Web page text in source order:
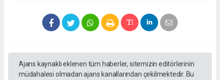
Ajans kaynaklı eklenen tüm haberler, sitemizin editörlerinin
müdahalesi olmadan ajans kanallarından çekilmektedir. Bu